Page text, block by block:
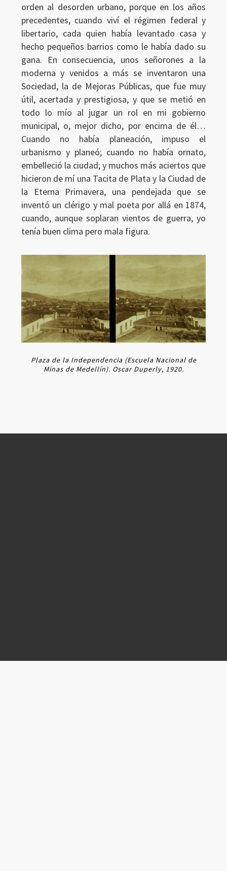
orden al desorden urbano, porque en los años
precedentes, cuando viví el régimen federal y
libertario, cada quien había levantado casa y
hecho pequeños barrios como le había dado su
gana. En consecuencia, unos señorones a la
moderna y venidos a más se inventaron una
Sociedad, la de Mejoras Públicas, que fue muy
útil, acertada y prestigiosa, y que se metió en
todo lo mío al jugar un rol en mi gobierno
municipal, o, mejor dicho, por encima de él…
Cuando no había planeación, impuso el
urbanismo y planeó; cuando no había ornato,
embelleció la ciudad; y muchos más aciertos que
hicieron de mí una Tacita de Plata y la Ciudad de
la Eterna Primavera, una pendejada que se
inventó un clérigo y mal poeta por allá en 1874,
cuando, aunque soplaran vientos de guerra, yo
tenía buen clima pero mala figura.
Plaza de la Independencia (Escuela Nacional de
Minas de Medellín). Oscar Duperly, 1920.